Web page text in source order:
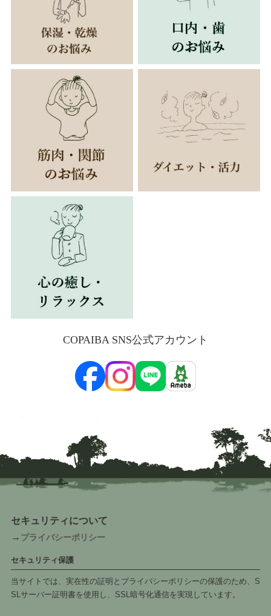
COPAIBA SNS公式アカウント
セキュリティについて
→ プライバシーポリシー
セキュリティ保護
当サイトでは、実在性の証明とプライバシーポリシーの保護のため、S
SLサーバー証明書を使用し、SSL暗号化通信を実現しています。